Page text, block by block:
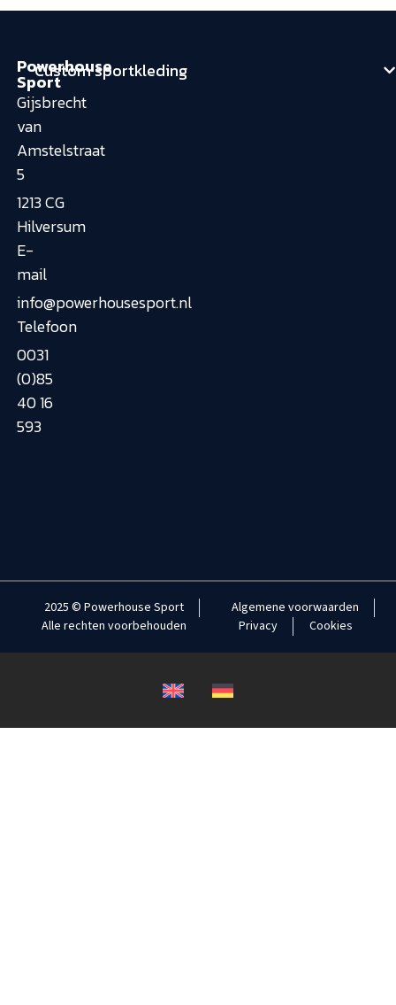
Powerhouse
Sport
Gijsbrecht
van
Amstelstraat
5
1213 CG
Hilversum
E-
mail
info@powerhousesport.nl
Telefoon
0031
(0)85
40 16
593
Custom sportkleding
2025 © Powerhouse Sport
Alle rechten voorbehouden
Algemene voorwaarden
Privacy
Cookies